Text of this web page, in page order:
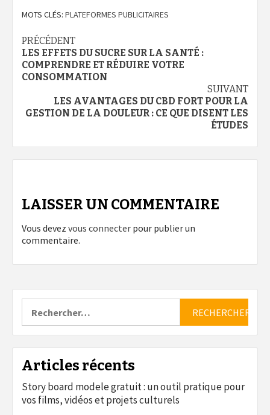
MOTS CLÉS: PLATEFORMES PUBLICITAIRES
Navigation
d’article
PRÉCÉDENT
LES EFFETS DU SUCRE SUR LA SANTÉ :
COMPRENDRE ET RÉDUIRE VOTRE
CONSOMMATION
SUIVANT
LES AVANTAGES DU CBD FORT POUR LA
GESTION DE LA DOULEUR : CE QUE DISENT LES
ÉTUDES
LAISSER UN COMMENTAIRE
Vous devez vous connecter pour publier un
commentaire.
Articles récents
Story board modele gratuit : un outil pratique pour
vos films, vidéos et projets culturels